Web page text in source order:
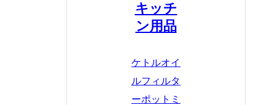
キッチ
ン用品
ケトルオイ
ルフィルタ
ーポット ミ